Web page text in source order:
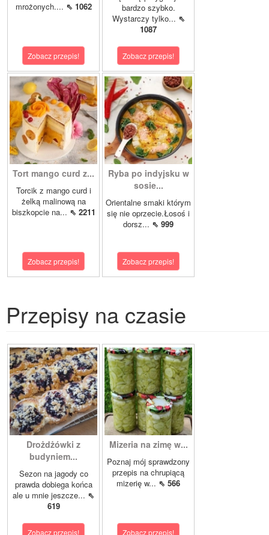
mrożonych.... ⇖ 1062
Zobacz przepis!
bardzo szybko.
Wystarczy tylko... ⇖
1087
Zobacz przepis!
Tort mango curd z...
Torcik z mango curd i
żelką malinową na
biszkopcie na... ⇖ 2211
Zobacz przepis!
Ryba po indyjsku w
sosie...
Orientalne smaki którym
się nie oprzecie.Łosoś i
dorsz... ⇖ 999
Zobacz przepis!
Przepisy na czasie
Drożdżówki z
budyniem...
Sezon na jagody co
prawda dobiega końca
ale u mnie jeszcze... ⇖
619
Zobacz przepis!
Mizeria na zimę w...
Poznaj mój sprawdzony
przepis na chrupiącą
mizerię w... ⇖ 566
Zobacz przepis!